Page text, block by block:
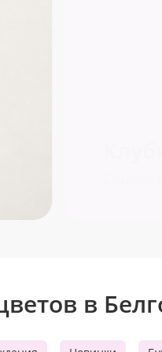
в шоколаде
для Вас!
в